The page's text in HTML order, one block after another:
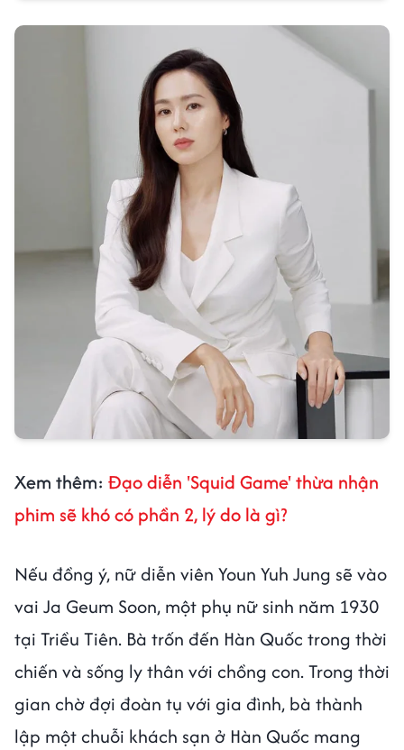
Xem thêm: Đạo diễn 'Squid Game' thừa nhận
phim sẽ khó có phần 2, lý do là gì?
Nếu đồng ý, nữ diễn viên Youn Yuh Jung sẽ vào
vai Ja Geum Soon, một phụ nữ sinh năm 1930
tại Triều Tiên. Bà trốn đến Hàn Quốc trong thời
chiến và sống ly thân với chồng con. Trong thời
gian chờ đợi đoàn tụ với gia đình, bà thành
lập một chuỗi khách sạn ở Hàn Quốc mang